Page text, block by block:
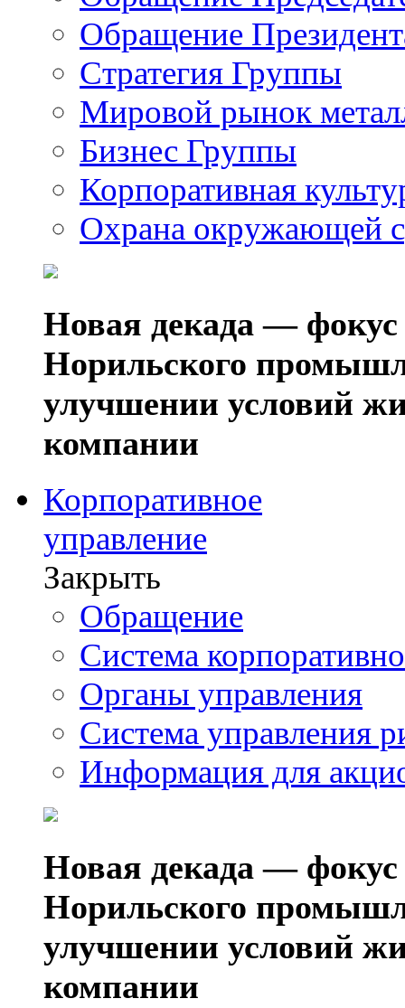
Обращение
Стратегия Группы
Мировой рынок
Бизнес Группы
Корпоративная
Охрана окружающей
Новая декада — фокус
Норильского
улучшении условий
компании
Корпоративное
управление
Закрыть
Обращение
Система
Органы управления
Система управления
Информация для
Новая декада — фокус
Норильского
улучшении условий
компании